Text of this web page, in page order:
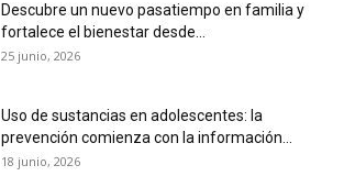
Descubre un nuevo pasatiempo en familia y
fortalece el bienestar desde...
25 junio, 2026
Uso de sustancias en adolescentes: la
prevención comienza con la información...
18 junio, 2026